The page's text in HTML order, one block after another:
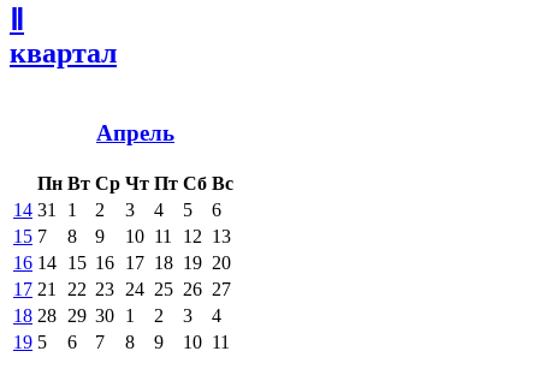
квартал
Апрель
Пн Вт Ср Чт Пт Сб Вс
14 31 1 2 3 4 5
6
15 7 8 9 10 11 12 13
16 14 15 16 17 18 19 20
17 21 22 23 24 25 26 27
18 28 29 30 1 2 3
4
19 5 6 7 8 9 10 11